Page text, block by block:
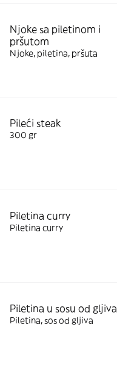
Njoke sa piletinom i
pršutom
Njoke, piletina, pršuta
Pileći steak
300 gr
Piletina curry
Piletina curry
Piletina u sosu od gljiva
Piletina, sos od gljiva